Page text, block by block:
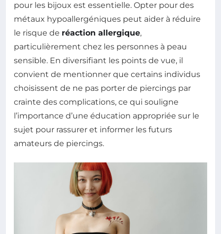
pour les bijoux est essentielle. Opter pour des
métaux hypoallergéniques peut aider à réduire
le risque de réaction allergique,
particulièrement chez les personnes à peau
sensible. En diversifiant les points de vue, il
convient de mentionner que certains individus
choisissent de ne pas porter de piercings par
crainte des complications, ce qui souligne
l’importance d’une éducation appropriée sur le
sujet pour rassurer et informer les futurs
amateurs de piercings.